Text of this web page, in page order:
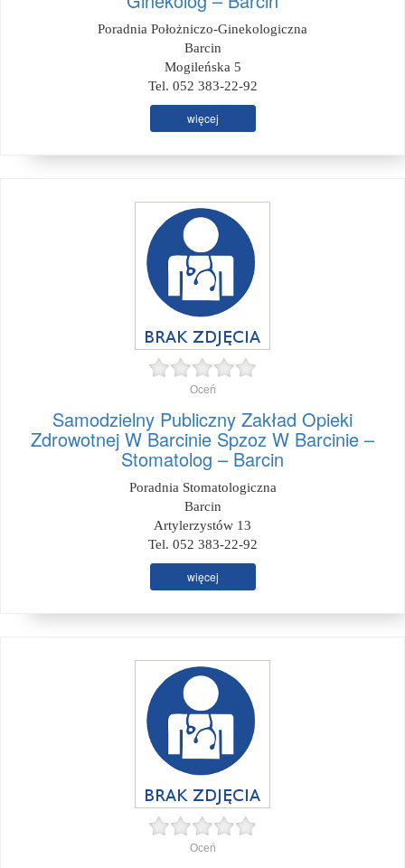
Poradnia Położniczo-Ginekologiczna
Barcin
Mogileńska 5
Tel. 052 383-22-92
więcej
Oceń
Samodzielny Publiczny Zakład Opieki
Zdrowotnej W Barcinie Spzoz W Barcinie –
Stomatolog – Barcin
Poradnia Stomatologiczna
Barcin
Artylerzystów 13
Tel. 052 383-22-92
więcej
Oceń